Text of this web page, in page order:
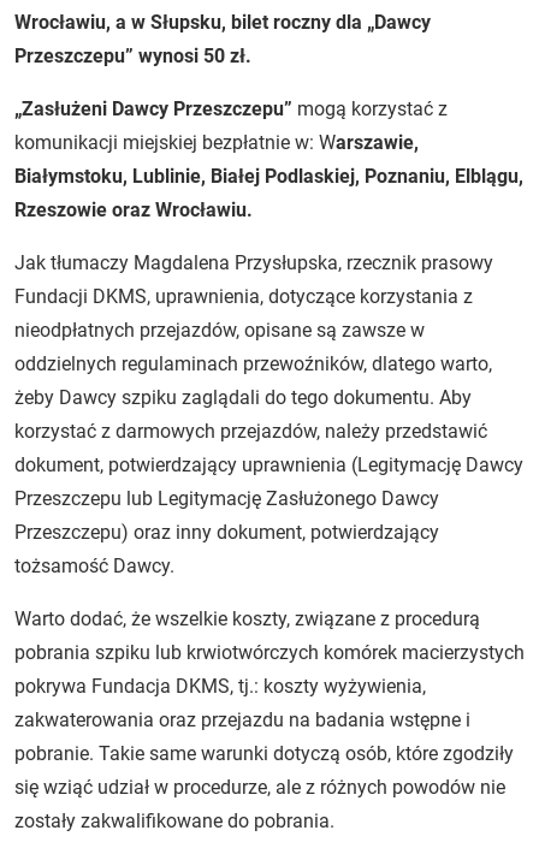
Wrocławiu, a w Słupsku, bilet roczny dla „Dawcy
Przeszczepu” wynosi 50 zł.
„Zasłużeni Dawcy Przeszczepu” mogą korzystać z
komunikacji miejskiej bezpłatnie w: Warszawie,
Białymstoku, Lublinie, Białej Podlaskiej, Poznaniu, Elblągu,
Rzeszowie oraz Wrocławiu.
Jak tłumaczy Magdalena Przysłupska, rzecznik prasowy
Fundacji DKMS, uprawnienia, dotyczące korzystania z
nieodpłatnych przejazdów, opisane są zawsze w
oddzielnych regulaminach przewoźników, dlatego warto,
żeby Dawcy szpiku zaglądali do tego dokumentu. Aby
korzystać z darmowych przejazdów, należy przedstawić
dokument, potwierdzający uprawnienia (Legitymację Dawcy
Przeszczepu lub Legitymację Zasłużonego Dawcy
Przeszczepu) oraz inny dokument, potwierdzający
tożsamość Dawcy.
Warto dodać, że wszelkie koszty, związane z procedurą
pobrania szpiku lub krwiotwórczych komórek macierzystych
pokrywa Fundacja DKMS, tj.: koszty wyżywienia,
zakwaterowania oraz przejazdu na badania wstępne i
pobranie. Takie same warunki dotyczą osób, które zgodziły
się wziąć udział w procedurze, ale z różnych powodów nie
zostały zakwalifikowane do pobrania.